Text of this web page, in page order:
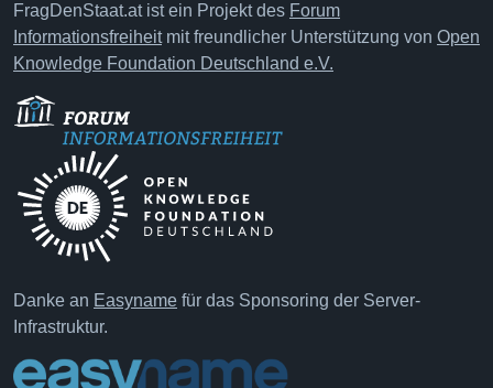
FragDenStaat.at ist ein Projekt des Forum
Informationsfreiheitmit freundlicher Unterstützung von Open
Knowledge Foundation Deutschland e.V.
Danke an Easyname für das Sponsoring der Server-
Infrastruktur.